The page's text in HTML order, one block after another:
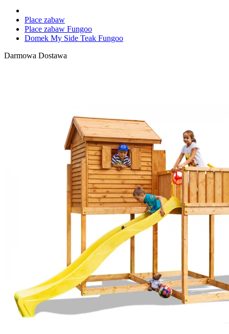
Place zabaw
Place zabaw Fungoo
Domek My Side Teak Fungoo
Darmowa Dostawa